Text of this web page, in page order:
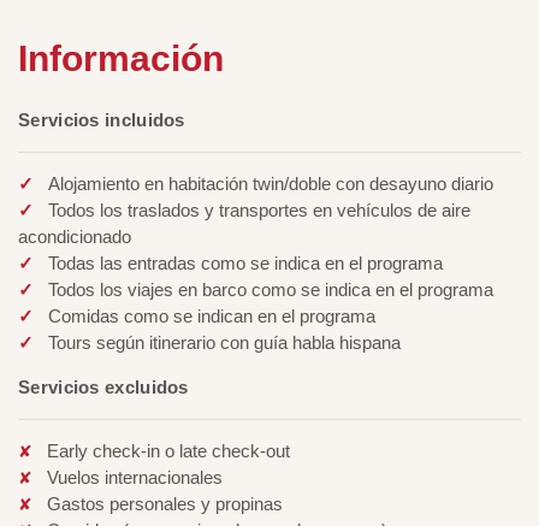
Información
Servicios incluidos
Alojamiento en habitación twin/doble con desayuno diario
Todos los traslados y transportes en vehículos de aire
acondicionado
Todas las entradas como se indica en el programa
Todos los viajes en barco como se indica en el programa
Comidas como se indican en el programa
Tours según itinerario con guía habla hispana
Servicios excluidos
Early check-in o late check-out
Vuelos internacionales
Gastos personales y propinas